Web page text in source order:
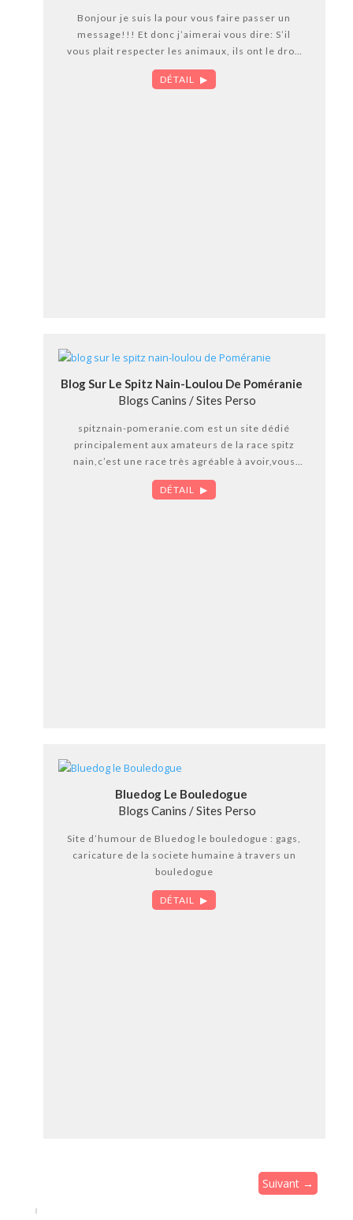
Bonjour je suis la pour vous faire passer un
message!!! Et donc j’aimerai vous dire: S’il
vous plait respecter les animaux, ils ont le droit
d’avoir une vie heureuse !!!
DÉTAIL
Blog Sur Le Spitz Nain-Loulou De Poméranie
Blogs Canins / Sites Perso
spitznain-pomeranie.com est un site dédié
principalement aux amateurs de la race spitz
nain,c’est une race très agréable à avoir,vous
trouvez sur le site toutes les informations qui
pourront vous aidez et vous guider
DÉTAIL
Bluedog Le Bouledogue
Blogs Canins / Sites Perso
Site d’humour de Bluedog le bouledogue : gags,
caricature de la societe humaine à travers un
bouledogue
DÉTAIL
Suivant →